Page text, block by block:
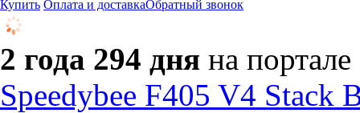
Купить Оплата и доставкаОбратный звонок
2 года 294 дня на портале
Speedybee F405 V4